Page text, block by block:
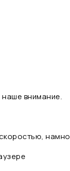
наше внимание.